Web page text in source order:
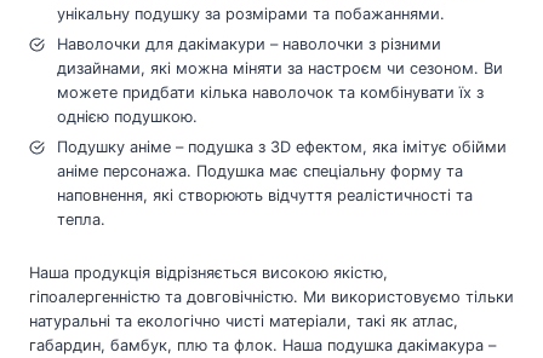
унікальну подушку за розмірами та побажаннями.
Наволочки для дакімакури – наволочки з різними
дизайнами, які можна міняти за настроєм чи сезоном. Ви
можете придбати кілька наволочок та комбінувати їх з
однією подушкою.
Подушку аніме – подушка з 3D ефектом, яка імітує обійми
аніме персонажа. Подушка має спеціальну форму та
наповнення, які створюють відчуття реалістичності та
тепла.
Наша продукція відрізняється високою якістю,
гіпоалергенністю та довговічністю. Ми використовуємо тільки
натуральні та екологічно чисті матеріали, такі як атлас,
габардин, бамбук, плю та флок. Наша подушка дакімакура –